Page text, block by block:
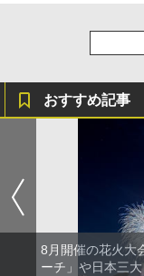
おすすめ記事
8月開催の花火大
ーチ」や日本三